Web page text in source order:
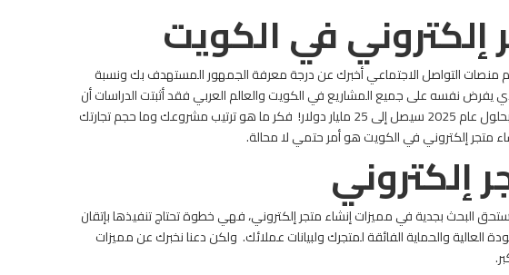
إلكتروني في الكويت
منصات التواصل الاجتماعي أخبرك عن درجة معرفة الجمهور المستهدف بك ونسبة
يفرض نفسه على جميع المشاريع في الكويت والعالم العربي فقد أثبتت الدراسات أن
مليار دولار!
فكر ما هو ترتيب مشروعك وما حجم تجارتك
متجر إلكتروني في الكويت هو أمر حتمي لا محالة.
إلكتروني
بالحجم الذي ذكرته الدراسات بحلول عام 2025 يستحق البحث بجدية في مميزات إنشاء متجر إلكتروني، فهي خطوة تحتاج تنفيذها بإتقان
والحماية الفائقة لمتجرك ولبيانات عملائك. ولكن دعنا نخبرك عن مميزات